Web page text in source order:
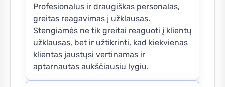
Profesionalus ir draugiškas personalas,
greitas reagavimas į užklausas.
Stengiamės ne tik greitai reaguoti į klientų
užklausas, bet ir užtikrinti, kad kiekvienas
klientas jaustųsi vertinamas ir
aptarnautas aukščiausiu lygiu.